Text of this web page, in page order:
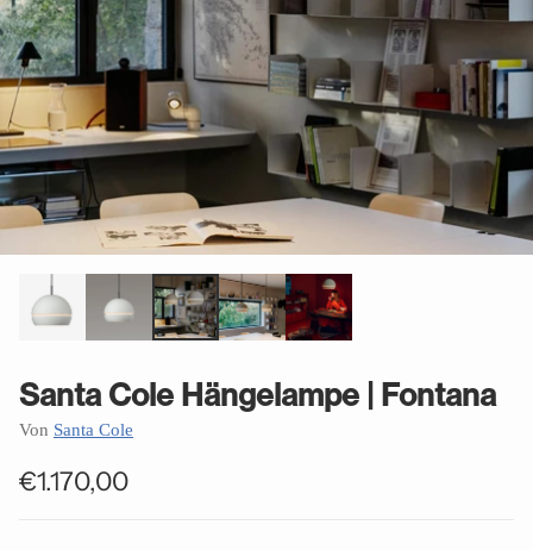
Santa Cole Hängelampe | Fontana
Von Santa Cole
Normaler
€1.170,00